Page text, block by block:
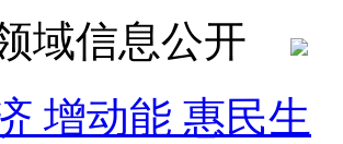
域信息公开
增动能 惠民生